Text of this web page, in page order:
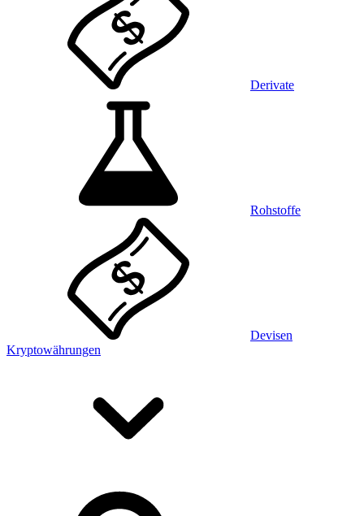
Derivate
Rohstoffe
Devisen
Kryptowährungen